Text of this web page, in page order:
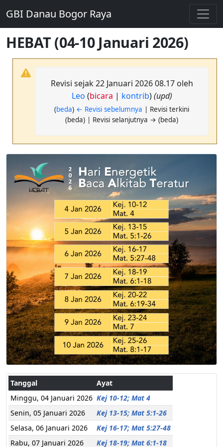
GBI Danau Bogor Raya
HEBAT (04-10 Januari 2026)
Revisi sejak 22 Januari 2026 08.17 oleh
Leo (bicara | kontrib)(upd)
(beda) ← Revisi sebelumnya | Revisi terkini
(beda) | Revisi selanjutnya → (beda)
Tanggal
Ayat
Minggu, 04 Januari 2026 Kej 10-12; Mat 4
Senin, 05 Januari 2026
Kej 13-15; Mat 5:1-26
Selasa, 06 Januari 2026
Kej 16-17; Mat 5:27-48
Rabu, 07 Januari 2026
Kej 18-19; Mat 6:1-18